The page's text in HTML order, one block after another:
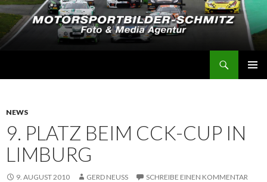
NEWS
9. PLATZ BEIM CCK-CUP IN
LIMBURG
9. AUGUST 2010 GERD NEUSS SCHREIBE EINEN KOMMENTAR